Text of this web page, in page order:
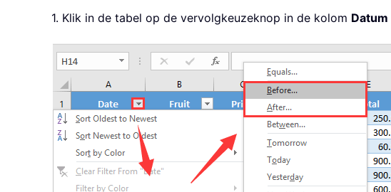
1. Klik in de tabel op de vervolgkeuzeknop in de kolom Datum